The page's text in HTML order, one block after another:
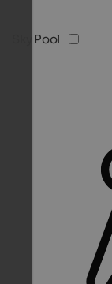
Sky Pool